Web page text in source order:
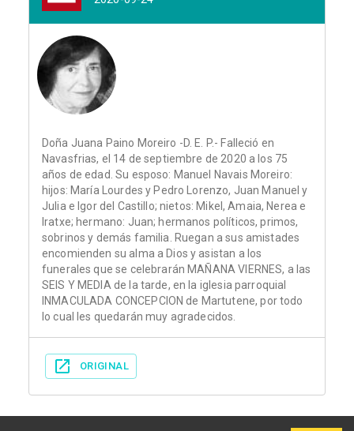
Doña Juana Paino Moreiro -D. E. P.- Falleció en
Navasfrias, el 14 de septiembre de 2020 a los 75
años de edad. Su esposo: Manuel Navais Moreiro:
hijos: María Lourdes y Pedro Lorenzo, Juan Manuel y
Julia e Igor del Castillo; nietos: Mikel, Amaia, Nerea e
Iratxe; hermano: Juan; hermanos políticos, primos,
sobrinos y demás familia. Ruegan a sus amistades
encomienden su alma a Dios y asistan a los
funerales que se celebrarán MAÑANA VIERNES, a las
SEIS Y MEDIA de la tarde, en la iglesia parroquial
INMACULADA CONCEPCION de Martutene, por todo
lo cual les quedarán muy agradecidos.
ORIGINAL